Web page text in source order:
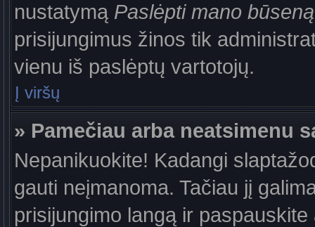
nustatymą Paslėpti mano būseną
prisijungimus žinos tik
vienu iš paslėptų vartotojų.
Į viršų
» Pamečiau arba neatsimenu
Nepanikuokite! Kadangi
gauti neįmanoma. Tačiau jį
prisijungimo langą ir